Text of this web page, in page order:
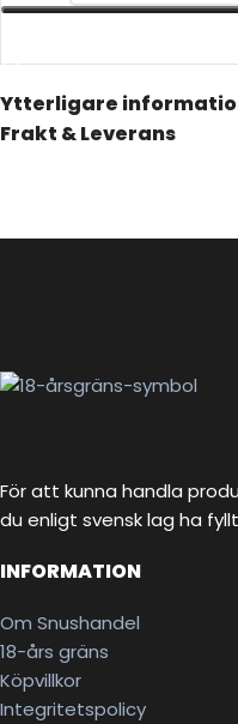
Ytterligare
Frakt & Leverans
För att kunna handla
du enligt svensk lag ha fyllt
INFORMATION
Om Snushandel
18-års gräns
Köpvillkor
Integritetspolicy